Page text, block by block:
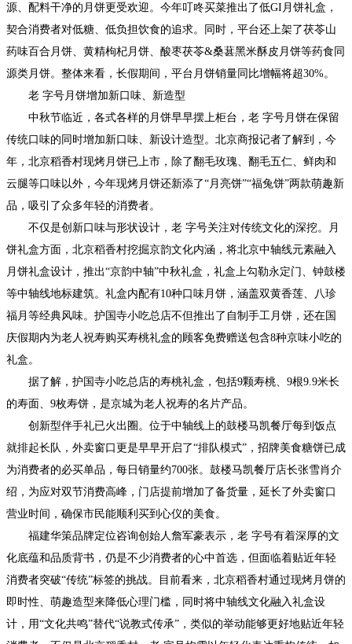
源、配料干净的月饼更受欢迎。今年叮咚买菜推出了低GI月饼礼盒，
契合消费者对低糖、低负担饮食的追求。同时，平台还上架了茯苓山
药味百合月饼、黄精枸杞月饼、酸枣茯苓&桑葚黑米酥皮月饼等药食同
源类月饼。整体来看，长假期间，平台月饼销量同比增幅将超30%。
老 字号月饼增加新口味、新造型
中秋节临近，各式各样的月饼早早摆上柜台，老 字号月饼在保留
传统口味的同时增加新口味、新设计造型。北京商报记者了解到，今
年，北京稻香村现烤月饼已上市，除了翻毛玫瑰、翻毛五仁、鲜肉和
云腿等口味以外，今年现烤月饼还新添了“月亮饼”“福兔饼”两款萌趣新
品，吸引了众多年轻的消费者。
不仅是创新口味与形状设计，老 字号关注对传统文化的深挖。月
饼礼盒方面，北京稻香村挖掘京韵文化内涵，将北京中轴线元素融入
月饼礼盒设计，推出“京韵中轴”中秋礼盒，礼盒上勾勒永定门、钟鼓楼
等中轴线地标建筑。礼盒内配有10种口味月饼，涵盖双黄香莲、八珍
福月等经典风味。护国寺小吃总店不但推出了自制手工月饼，还在国
庆假期内为老人祝寿购买寿桃礼盒的顾客免费赠送包含8种京味小吃的
礼盒。
据了解，护国寺小吃总店的寿桃礼盒，包括9颗寿桃、9根9.9米长
的寿面、9枚寿饼，是京城为老人祝寿的名片产品。
创新型伴手礼已火出圈。位于中轴线上的鼓楼马凯餐厅每到饭点
就排起长队，外卖窗口更是早早开启了“排队模式”，招牌美食糖饼已成
为消费者的必买单品，每日销量约700张。鼓楼马凯餐厅店长张雪肖介
绍，为应对双节消费高峰，门店提前增加了备货量，延长了外卖窗口
营业时间，确保市民能顺利买到心仪的美食。
福建华策品牌定位咨询创始人詹军豪表示，老 字号有着深厚的文
化底蕴和品质背书，仍是不少消费者的心中首选，但面临着贴近年轻
消费者突破“传统”标签的挑战。目前看来，北京稻香村通过现烤月饼的
即时性、萌趣造型来降低心理门槛，同时将中轴线文化融入礼盒设
计，用“文化共鸣”替代“说教式传承”，类似的举动能够更好地贴近年轻